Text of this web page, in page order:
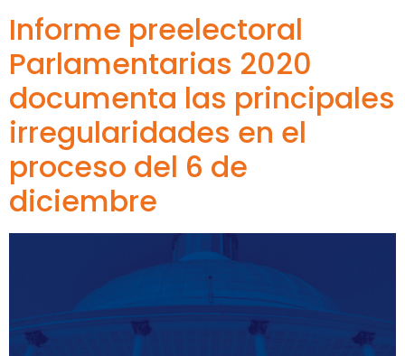
Informe preelectoral
Parlamentarias 2020
documenta las principales
irregularidades en el
proceso del 6 de
diciembre